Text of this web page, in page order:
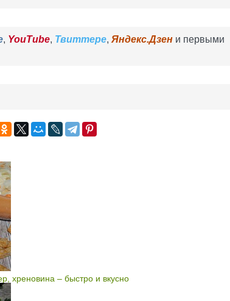
, YouTube, Твиттере, Яндекс.Дзен и первыми
хреновина – быстро и вкусно